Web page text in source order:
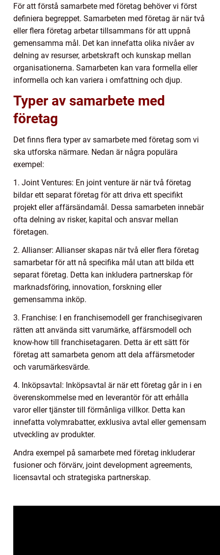
För att förstå samarbete med företag behöver vi först
definiera begreppet. Samarbeten med företag är när två
eller flera företag arbetar tillsammans för att uppnå
gemensamma mål. Det kan innefatta olika nivåer av
delning av resurser, arbetskraft och kunskap mellan
organisationerna. Samarbeten kan vara formella eller
informella och kan variera i omfattning och djup.
Typer av samarbete med
företag
Det finns flera typer av samarbete med företag som vi
ska utforska närmare. Nedan är några populära
exempel:
1. Joint Ventures: En joint venture är när två företag
bildar ett separat företag för att driva ett specifikt
projekt eller affärsändamål. Dessa samarbeten innebär
ofta delning av risker, kapital och ansvar mellan
företagen.
2. Allianser: Allianser skapas när två eller flera företag
samarbetar för att nå specifika mål utan att bilda ett
separat företag. Detta kan inkludera partnerskap för
marknadsföring, innovation, forskning eller
gemensamma inköp.
3. Franchise: I en franchisemodell ger franchisegivaren
rätten att använda sitt varumärke, affärsmodell och
know-how till franchisetagaren. Detta är ett sätt för
företag att samarbeta genom att dela affärsmetoder
och varumärkesvärde.
4. Inköpsavtal: Inköpsavtal är när ett företag går in i en
överenskommelse med en leverantör för att erhålla
varor eller tjänster till förmånliga villkor. Detta kan
innefatta volymrabatter, exklusiva avtal eller gemensam
utveckling av produkter.
Andra exempel på samarbete med företag inkluderar
fusioner och förvärv, joint development agreements,
licensavtal och strategiska partnerskap.